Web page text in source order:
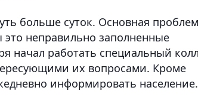
больше суток. Основная
это неправильно заполненные
начал работать специальный
их вопросами. Кроме
информировать население.